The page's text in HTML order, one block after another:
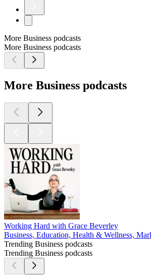
More Business podcasts
More Business podcasts
More Business podcasts
Working Hard with Grace Beverley
Business, Education, Health & Wellness,
Trending Business podcasts
Trending Business podcasts